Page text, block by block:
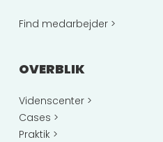
Find medarbejder >
OVERBLIK
Videnscenter >
Cases >
Praktik >